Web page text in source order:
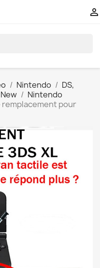

Nintendo
DS,
Nintendo
remplacement pour